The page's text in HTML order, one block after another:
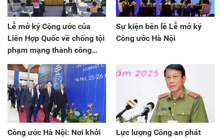
Lễ mở ký Công ước của
Liên Hợp Quốc về chống tội
phạm mạng thành công
Sự kiện bên lề Lễ mở ký
Công ước Hà Nội
Công ước Hà Nội: Nơi khởi
Lực lượng Công an phát